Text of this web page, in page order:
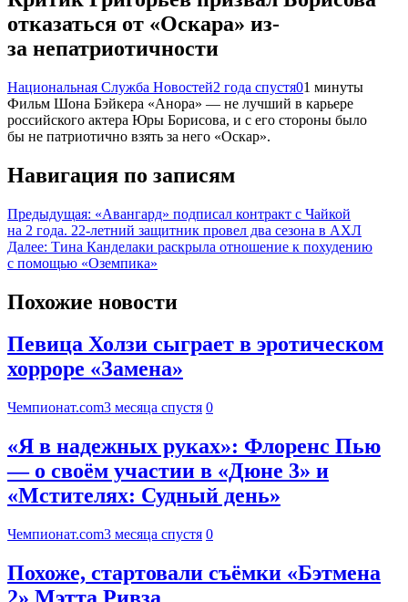
отказаться от «Оскара» из-
за непатриотичности
Национальная Служба Новостей2 года спустя01 минуты
Фильм Шона Бэйкера «Анора» — не лучший в карьере
российского актера Юры Борисова, и с его стороны было
бы не патриотично взять за него «Оскар».
Навигация по записям
Предыдущая: «Авангард» подписал контракт с Чайкой
на 2 года. 22-летний защитник провел два сезона в АХЛ
Далее: Тина Канделаки раскрыла отношение к похудению
с помощью «Оземпика»
Похожие новости
Певица Холзи сыграет в эротическом
хорроре «Замена»
Чемпионат.com3 месяца спустя 0
«Я в надежных руках»: Флоренс Пью
— о своём участии в «Дюне 3» и
«Мстителях: Судный день»
Чемпионат.com3 месяца спустя 0
Похоже, стартовали съёмки «Бэтмена